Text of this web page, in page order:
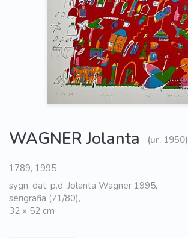
WAGNER Jolanta (ur. 1950)
1789, 1995
sygn. dat. p.d. Jolanta Wagner 1995,
serigrafia (71/80),
32 x 52 cm